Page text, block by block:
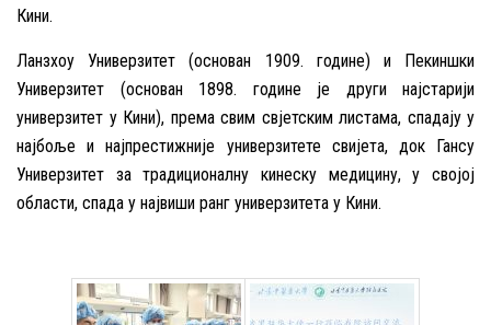
Кини.
Ланзхоу Универзитет (основан 1909. године) и Пекиншки
Универзитет (основан 1898. године је други најстарији
универзитет у Кини), према свим свјетским листама, спадају у
најбоље и најпрестижније универзитете свијета, док Гансу
Универзитет за традиционалну кинеску медицину, у својој
области, спада у највиши ранг универзитета у Кини.